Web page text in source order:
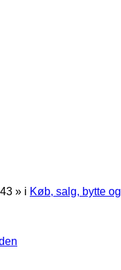
» i Køb, salg, bytte og